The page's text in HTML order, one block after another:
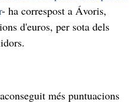
- ha correspost a Ávoris,
d'euros, per sota dels
més puntuacions